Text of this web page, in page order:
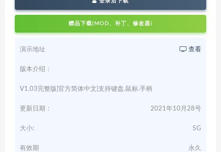
赠品下载(MOD、补丁、修改器)
演示地址 查看
版本介绍：
V1.03完整版|官方简体中文|支持键盘.鼠标.手柄
更新日期： 2021年10月28号
大小: 5G
有效期 永久